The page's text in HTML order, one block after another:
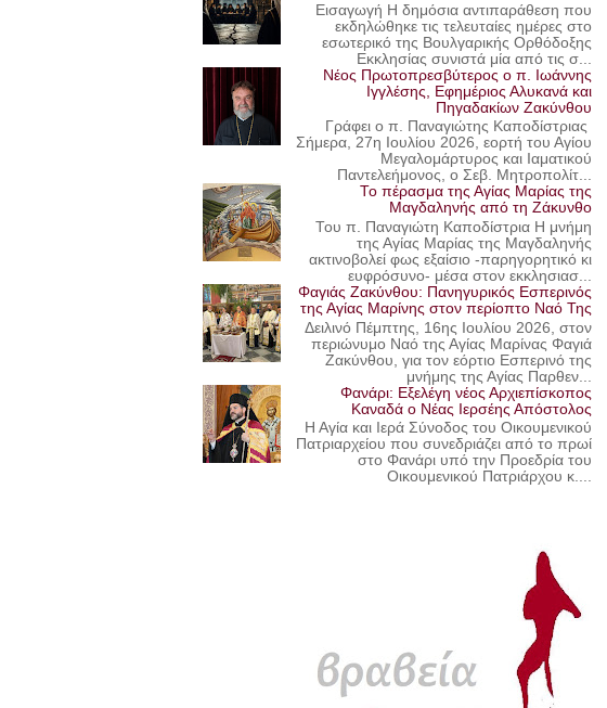
Εισαγωγή Η δημόσια αντιπαράθεση που
εκδηλώθηκε τις τελευταίες ημέρες στο
εσωτερικό της Βουλγαρικής Ορθόδοξης
Εκκλησίας συνιστά μία από τις σ...
Νέος Πρωτοπρεσβύτερος ο π. Ιωάννης
Ιγγλέσης, Εφημέριος Αλυκανά και
Πηγαδακίων Ζακύνθου
Γράφει ο π. Παναγιώτης Καποδίστριας
Σήμερα, 27η Ιουλίου 2026, εορτή του Αγίου
Μεγαλομάρτυρος και Ιαματικού
Παντελεήμονος, ο Σεβ. Μητροπολίτ...
Το πέρασμα της Αγίας Μαρίας της
Μαγδαληνής από τη Ζάκυνθο
Του π. Παναγιώτη Καποδίστρια Η μνήμη
της Αγίας Μαρίας της Μαγδαληνής
ακτινοβολεί φως εξαίσιο -παρηγορητικό κι
ευφρόσυνο- μέσα στον εκκλησιασ...
Φαγιάς Ζακύνθου: Πανηγυρικός Εσπερινός
της Αγίας Μαρίνης στον περίοπτο Ναό Της
Δειλινό Πέμπτης, 16ης Ιουλίου 2026, στον
περιώνυμο Ναό της Αγίας Μαρίνας Φαγιά
Ζακύνθου, για τον εόρτιο Εσπερινό της
μνήμης της Αγίας Παρθεν...
Φανάρι: Εξελέγη νέος Αρχιεπίσκοπος
Καναδά ο Νέας Ιερσέης Απόστολος
Η Αγία και Ιερά Σύνοδος του Οικουμενικού
Πατριαρχείου που συνεδριάζει από το πρωί
στο Φανάρι υπό την Προεδρία του
Οικουμενικού Πατριάρχου κ....